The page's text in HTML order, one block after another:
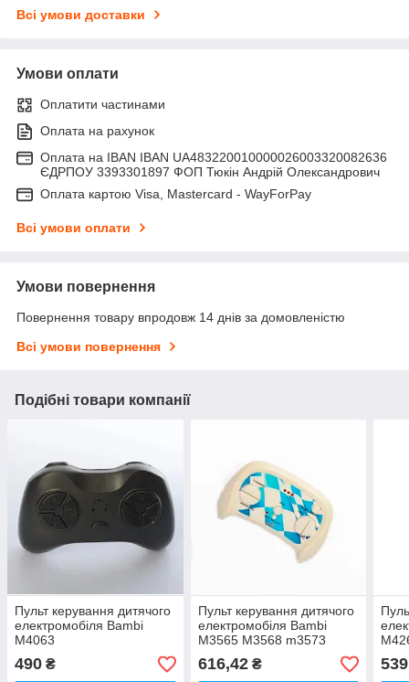
Всі умови доставки
Умови оплати
Оплатити частинами
Оплата на рахунок
Оплата на IBAN IBAN UA483220010000026003320082636
ЄДРПОУ 3393301897 ФОП Тюкін Андрій Олександрович
Оплата картою Visa, Mastercard - WayForPay
Всі умови оплати
Умови повернення
Повернення товару впродовж 14 днів за домовленістю
Всі умови повернення
Подібні товари компанії
Пульт керування дитячого
електромобіля Bambi
M4063
490 ₴
Пульт керування дитячого
електромобіля Bambi
M3565 M3568 m3573
m3572 m3600
616,42₴ 539